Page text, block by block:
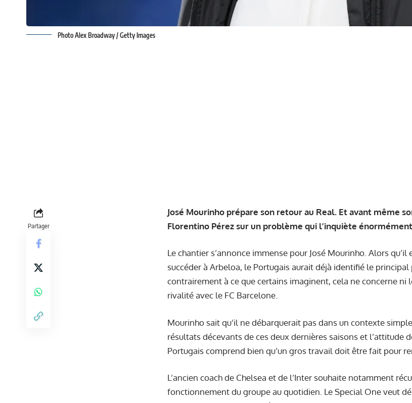
Photo Alex Broadway / Getty Images
Partager
José Mourinho prépare son retour au Real. Et avant même
Florentino Pérez sur un problème qui l’inquiète
Le chantier s’annonce immense pour José Mourinho. Alors
succéder à Arbeloa, le Portugais aurait déjà identifié le
contrairement à ce que certains imaginent, cela ne concerne ni
rivalité avec le FC Barcelone.
Mourinho sait qu’il ne débarquerait pas dans un contexte
résultats décevants de ces deux dernières saisons et l’attitude
Portugais comprend bien qu’un gros travail doit être fait pour
L’ancien coach de Chelsea et de l’Inter souhaite notamment
fonctionnement du groupe au quotidien. Le Special One veut